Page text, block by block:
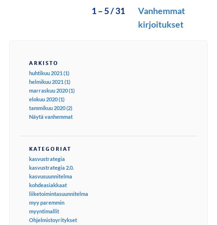
1 – 5 / 31
Vanhemmat
kirjoitukset
ARKISTO
huhtikuu 2021 (1)
helmikuu 2021 (1)
marraskuu 2020 (1)
elokuu 2020 (1)
tammikuu 2020 (2)
Näytä vanhemmat
KATEGORIAT
kasvustrategia
kasvustrategia 2.0.
kasvusuunnitelma
kohdeasiakkaat
liiketoimintasuunnitelma
myy paremmin
myyntimallit
Ohjelmistoyritykset